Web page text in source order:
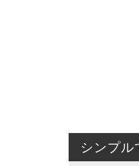
シンプル